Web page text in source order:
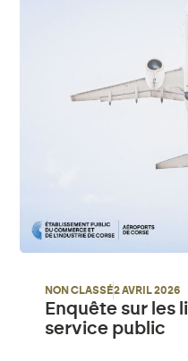
NON CLASSÉ2 AVRIL 2026
Enquête sur les
service public